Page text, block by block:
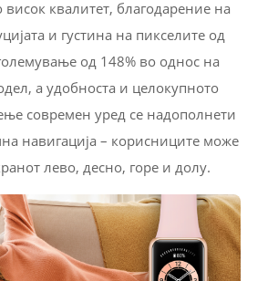
квалитет, благодарение на
и густина на пикселите од
од 148% во однос на
а удобноста и целокупното
современ уред се надополнети
навигација – корисниците може
лево, десно, горе и долу.